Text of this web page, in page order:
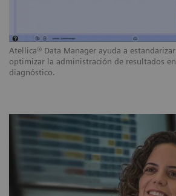
Atellica® Data Manager ayuda a
optimizar la administración de resultados
diagnóstico.